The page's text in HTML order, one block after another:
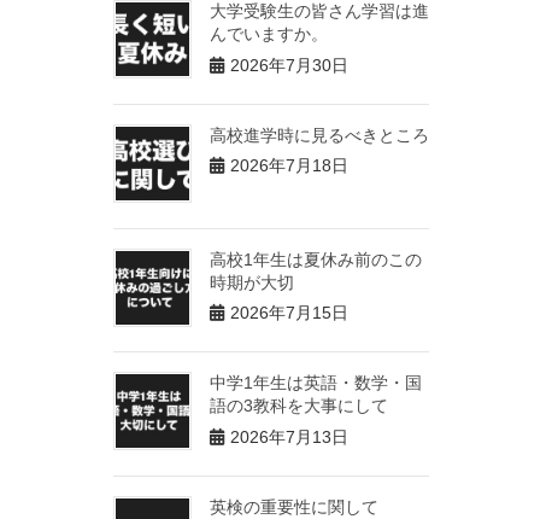
大学受験生の皆さん学習は進
んでいますか。
2026年7月30日
高校進学時に見るべきところ
2026年7月18日
高校1年生は夏休み前のこの
時期が大切
2026年7月15日
中学1年生は英語・数学・国
語の3教科を大事にして
2026年7月13日
英検の重要性に関して